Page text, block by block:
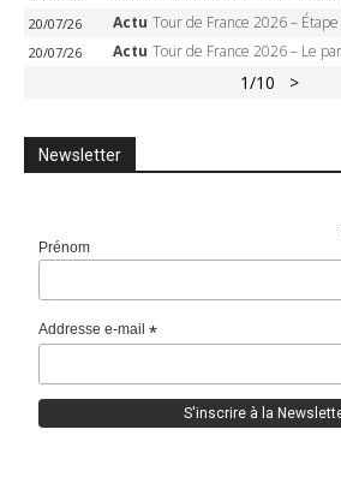
20/07/26 Actu Tour de France 2026 – Étape 16 : Evenepoel, Pogacar, Ganna… qui domptera le chrono
20/07/26 Actu Tour de France 2026 – Le parcours officiel complet : 21
1/10 >
Newsletter
Prénom
Addresse e-mail*